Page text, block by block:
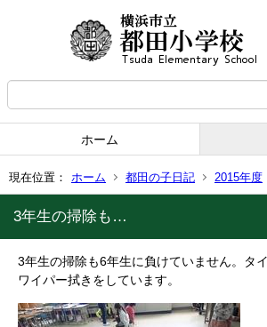
ホーム
現在位置： ホーム 都田の子日記 2015年度
3年生の掃除も…
3年生の掃除も6年生に負けていません。タ
ワイパー拭きをしています。